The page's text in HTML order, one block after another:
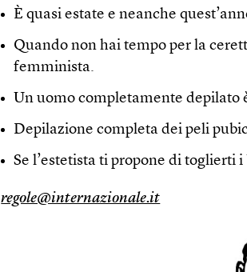
È quasi estate e neanche
Quando non hai tempo per la
femminista.
Un uomo completamente depilato
Depilazione completa dei peli
Se l’estetista ti propone di toglierti
regole@internazionale.it